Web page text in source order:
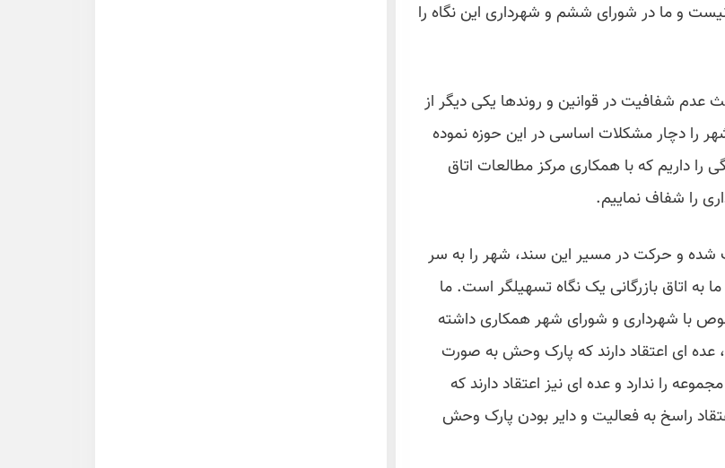
نیست و ما در شورای ششم و شهرداری این نگاه را
شفافیت در قوانین و روندها یکی دیگر از
را دچار مشکلات اساسی در این حوزه نموده
داریم که با همکاری مرکز مطالعات اتاق
را شفاف نماییم.
شده و حرکت در مسیر این سند، شهر را به سر
اتاق بازرگانی یک نگاه تسهیلگر است. ما
خصوص با شهرداری و شورای شهر همکاری داشته
ای اعتقاد دارند که پارک وحش به صورت
را ندارد و عده ای نیز اعتقاد دارند که
راسخ به فعالیت و دایر بودن پارک وحش